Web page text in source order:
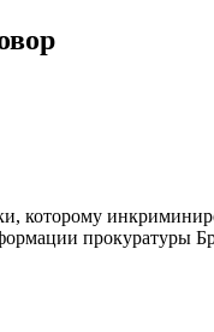
которому
прокуратуры